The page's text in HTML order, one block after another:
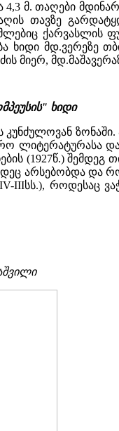
მ. თაღები
თავზე
ქარვასლის
ხიდი მდ.ვერეზე
მიერ,
ხიდი
ლიტერატურასა
(1927წ.)
არსებობდა და
IIIსს.), როდესაც